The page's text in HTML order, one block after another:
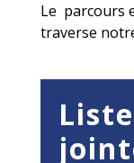
Le parcours
traverse